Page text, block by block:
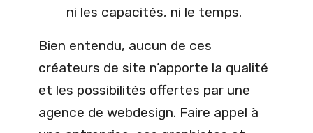
ni les capacités, ni le temps.
Bien entendu, aucun de ces
créateurs de site n’apporte la qualité
et les possibilités offertes par une
agence de webdesign. Faire appel à